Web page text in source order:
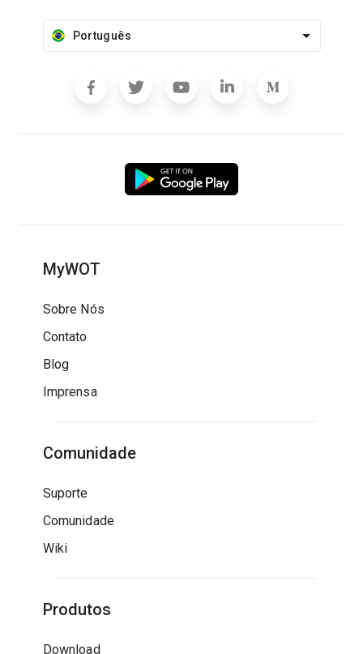
Português
MyWOT
Sobre Nós
Contato
Blog
Imprensa
Comunidade
Suporte
Comunidade
Wiki
Produtos
Download